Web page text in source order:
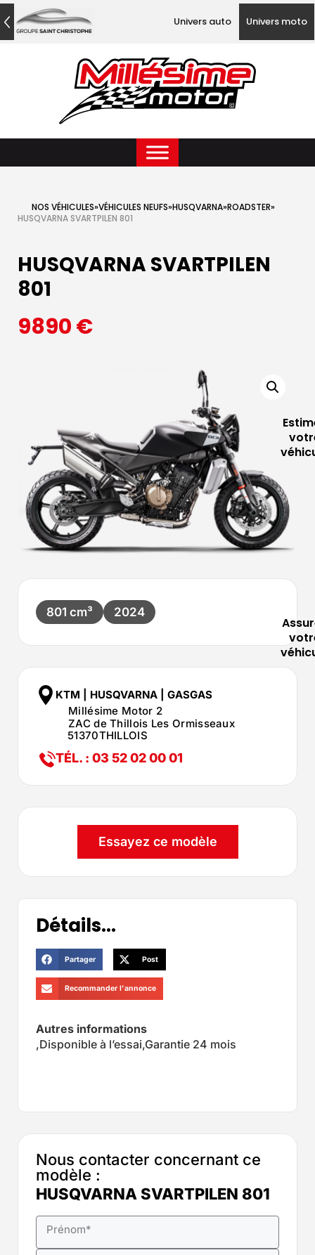
Univers auto Univers moto
NOS VÉHICULES»VÉHICULES NEUFS»HUSQVARNA»ROADSTER»
HUSQVARNA SVARTPILEN 801
HUSQVARNA SVARTPILEN
801
9890€
801 cm³ 2024
KTM | HUSQVARNA | GASGAS
Millésime Motor 2
ZAC de Thillois Les Ormisseaux
51370THILLOIS
TÉL. : 03 52 02 00 01
Essayez ce modèle
Détails...
Partager Post
Recommander l'annonce
Autres informations
,Disponible à l’essai,Garantie 24 mois
Nous contacter concernant ce
modèle :
HUSQVARNA SVARTPILEN 801
Prénom*